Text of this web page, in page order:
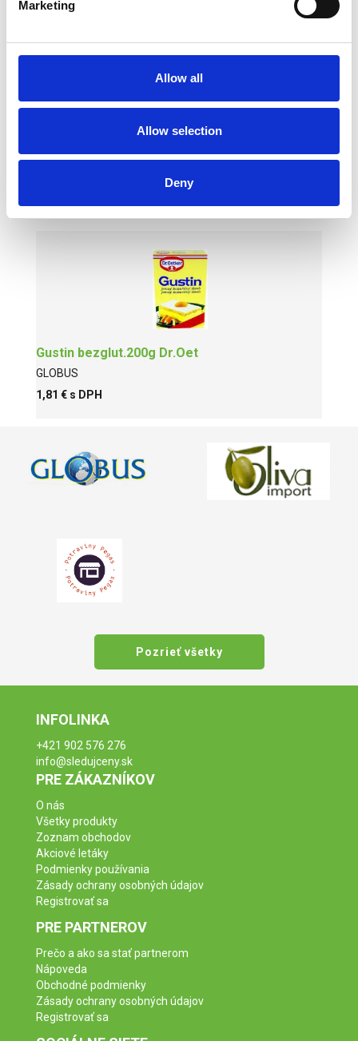
Marketing
Allow all
Allow selection
Deny
Cest.AM šunka-syr 140g §
1,49 € s DPH
Gustin bezglut.200g Dr.Oet
GLOBUS
1,81 € s DPH
Pozrieť všetky
INFOLINKA
+421 902 576 276
info@sledujceny.sk
PRE ZÁKAZNÍKOV
O nás
Všetky produkty
Zoznam obchodov
Akciové letáky
Podmienky používania
Zásady ochrany osobných údajov
Registrovať sa
PRE PARTNEROV
Prečo a ako sa stať partnerom
Nápoveda
Obchodné podmienky
Zásady ochrany osobných údajov
Registrovať sa